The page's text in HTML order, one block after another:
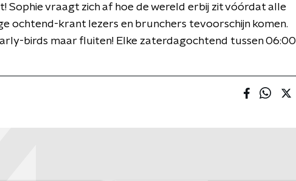
Sophie vraagt zich af hoe de wereld erbij zit vóórdat alle
ochtend-krant lezers en brunchers tevoorschijn komen.
birds maar fluiten! Elke zaterdagochtend tussen 06:00